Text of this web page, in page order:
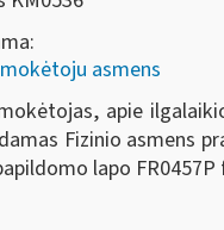
asmens
apie
Fizinio asmens
lapo